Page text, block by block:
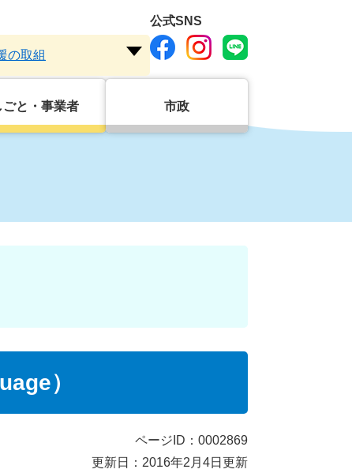
ー
の取組
公式SNS
ごと・事業者 市政
）
ページID：0002869
更新日：2016年2月4日更新